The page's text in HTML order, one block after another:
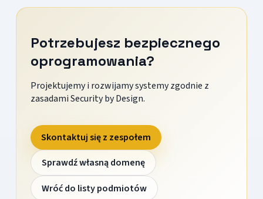
Potrzebujesz bezpiecznego
oprogramowania?
Projektujemy i rozwijamy systemy zgodnie z
zasadami Security by Design.
Skontaktuj się z zespołem
Sprawdź własną domenę
Wróć do listy podmiotów